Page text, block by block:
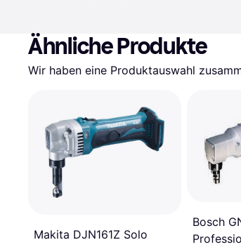
Ähnliche Produkte
Wir haben eine Produktauswahl
Makita DJN161Z Solo
Bosch